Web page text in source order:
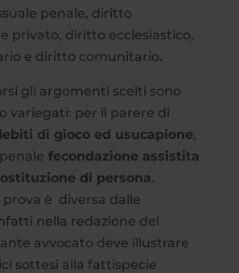
penale, diritto
privato, diritto ecclesiastico,
e diritto comunitario.
gli argomenti scelti sono
variegati: per il parere di
di gioco ed usucapione,
fecondazione assistita
di persona.
prova è diversa dalle
nella redazione del
avvocato deve illustrare
sottesi alla fattispecie